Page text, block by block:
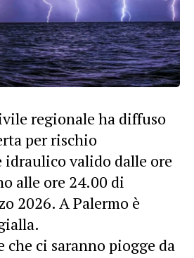
regionale ha diffuso
per rischio
idraulico valido dalle ore
alle ore 24.00 di
2026. A Palermo è
ci saranno piogge da